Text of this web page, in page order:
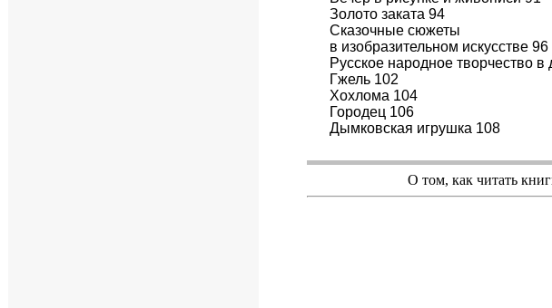
Золото заката 94
Сказочные сюжеты
в изобразительном искусстве 96
Русское народное творчество
Гжель 102
Хохлома 104
Городец 106
Дымковская игрушка 108
О том, как читать